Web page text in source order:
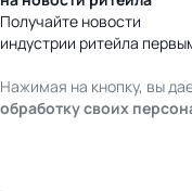
Получайте новости
индустрии ритейла
Нажимая на кнопку, вы
обработку своих